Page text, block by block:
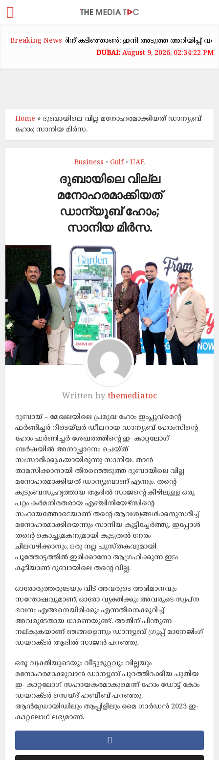
Breaking Newsകടിഞ്ഞാൺ; ഇനി അടുത്ത അറിയിപ്പ് വരെ
August 9, 2026, 02:34:22 PM
Home » ദുബായിലെ വില്ല മനോഹരമാക്കിയത് ഡാന്യൂബ്
ഹോം; സാനിയ മിർസ.
Business • Gulf • UAE
ദുബായിലെ വില്ല
മനോഹരമാക്കിയത്
ഡാന്യൂബ് ഹോം;
സാനിയ മിർസ.
Written by themediatoc
ദുബായ് – മേഖലയിലെ പ്രമുഖ ഹോം ഇംപ്ലൂവ്മെന്‍റ്
ഫർണിച്ചർ റീടെയ്ലർ ഡീലറായ ഡാന്യൂബ് ഹോംസിന്‍റെ
ഹോം ഫർണിച്ചർ ശേഖരത്തിന്‍റെ ഇ- കാറ്റലോഗ്
ബർഷയില്‍ അനാച്ഛാദനം ചെയ്ത്
സംസാരിക്കുകയായിരുന്നു സാനിയ. താൻ
താമസിക്കാനായി തിരഞ്ഞെടുത്ത ദുബായിലെ വില്ല
മനോഹരമാക്കിയത് ഡാന്യൂബാണ് എന്നും. തന്റെ
കുടുംബസുഹൃത്തായ ആദിൽ സാജന്റെ കീഴിലുള്ള ഒരു
പറ്റം കർമനിരതരായ എഞ്ചിനിയേഴ്‌സിന്റെ
സഹായത്തോടെയാണ് തന്റെ ആവശ്യങ്ങള്‍ക്കനുസരിച്ച്
മനോഹരമാക്കിയെന്നും സാനിയ കൂട്ടിച്ചേർത്തു. ഇപ്പോൾ
തന്റെ കൊച്ചുമകനുമായി കൂടുതൽ നേരം
ചിലവഴിക്കാനും, ഒരു നല്ല പുസ്തകവുമായി
പൂത്തോട്ടത്തിൽ ഇരിക്കാനോ ആഗ്രഹിക്കുന്ന ഇടം
കൂടിയാണ് ദുബായിലെ തന്റെ വില്ല.
ഓരോരുത്തരുടേയും വീട് അവരുടെ അഭിമാനവും
സന്തോഷവുമാണ്, ഓരോ വ്യക്തിക്കും അവരുടെ സ്വപ്ന
ഭവനം എങ്ങനെയിരിക്കും എന്നതിനെക്കുറിച്ച്
അവരുടേതായ ധാരണയുണ്ട്. അതിന് പിന്തുണ
നല്കുകയാണ് ഞങ്ങളെന്നും ഡാന്യൂബ് ഗ്രൂപ്പ് മാനേജിംഗ്
ഡയറക്ടർ ആദില്‍ സാജന്‍ പറഞ്ഞു.
ഒരൂ വ്യക്തിയുടെയും വീട്ടുമുറ്റവും വില്ലയും
മനോഹരമാക്കുവാൻ ഡാന്യൂബ് പുറത്തിറക്കിയ പുതിയ
ഇ- കാറ്റലോഗ് സഹായകരമാകുമെന്ന് ഹോം ഡോട്ട് കോം
ഡയറക്ടർ സെയ്ദ് ഹബീബ് പറഞ്ഞു.
ആൻഡ്രോയിഡിലും ആപ്പിളിലും മൈ ഗാർഡൻ 2023 ഇ-
കാറ്റലോഗ് ലഭ്യമാണ്‌.